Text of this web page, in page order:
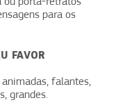
para os
FAVOR
falantes,
grandes.